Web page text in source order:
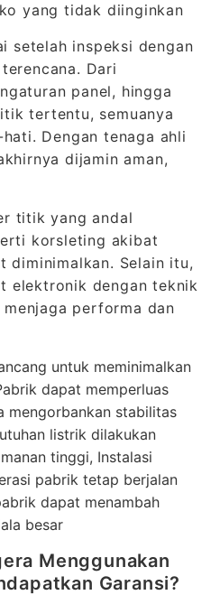
yang tidak diinginkan
setelah inspeksi dengan
Dari
panel, hingga
tertentu, semuanya
Dengan tenaga ahli
dijamin aman,
titik yang andal
korsleting akibat
diminimalkan. Selain itu,
elektronik dengan teknik
performa dan
untuk meminimalkan
dapat memperluas
mengorbankan stabilitas
listrik dilakukan
tinggi, Instalasi
pabrik tetap berjalan
dapat menambah
besar
Menggunakan
Garansi?